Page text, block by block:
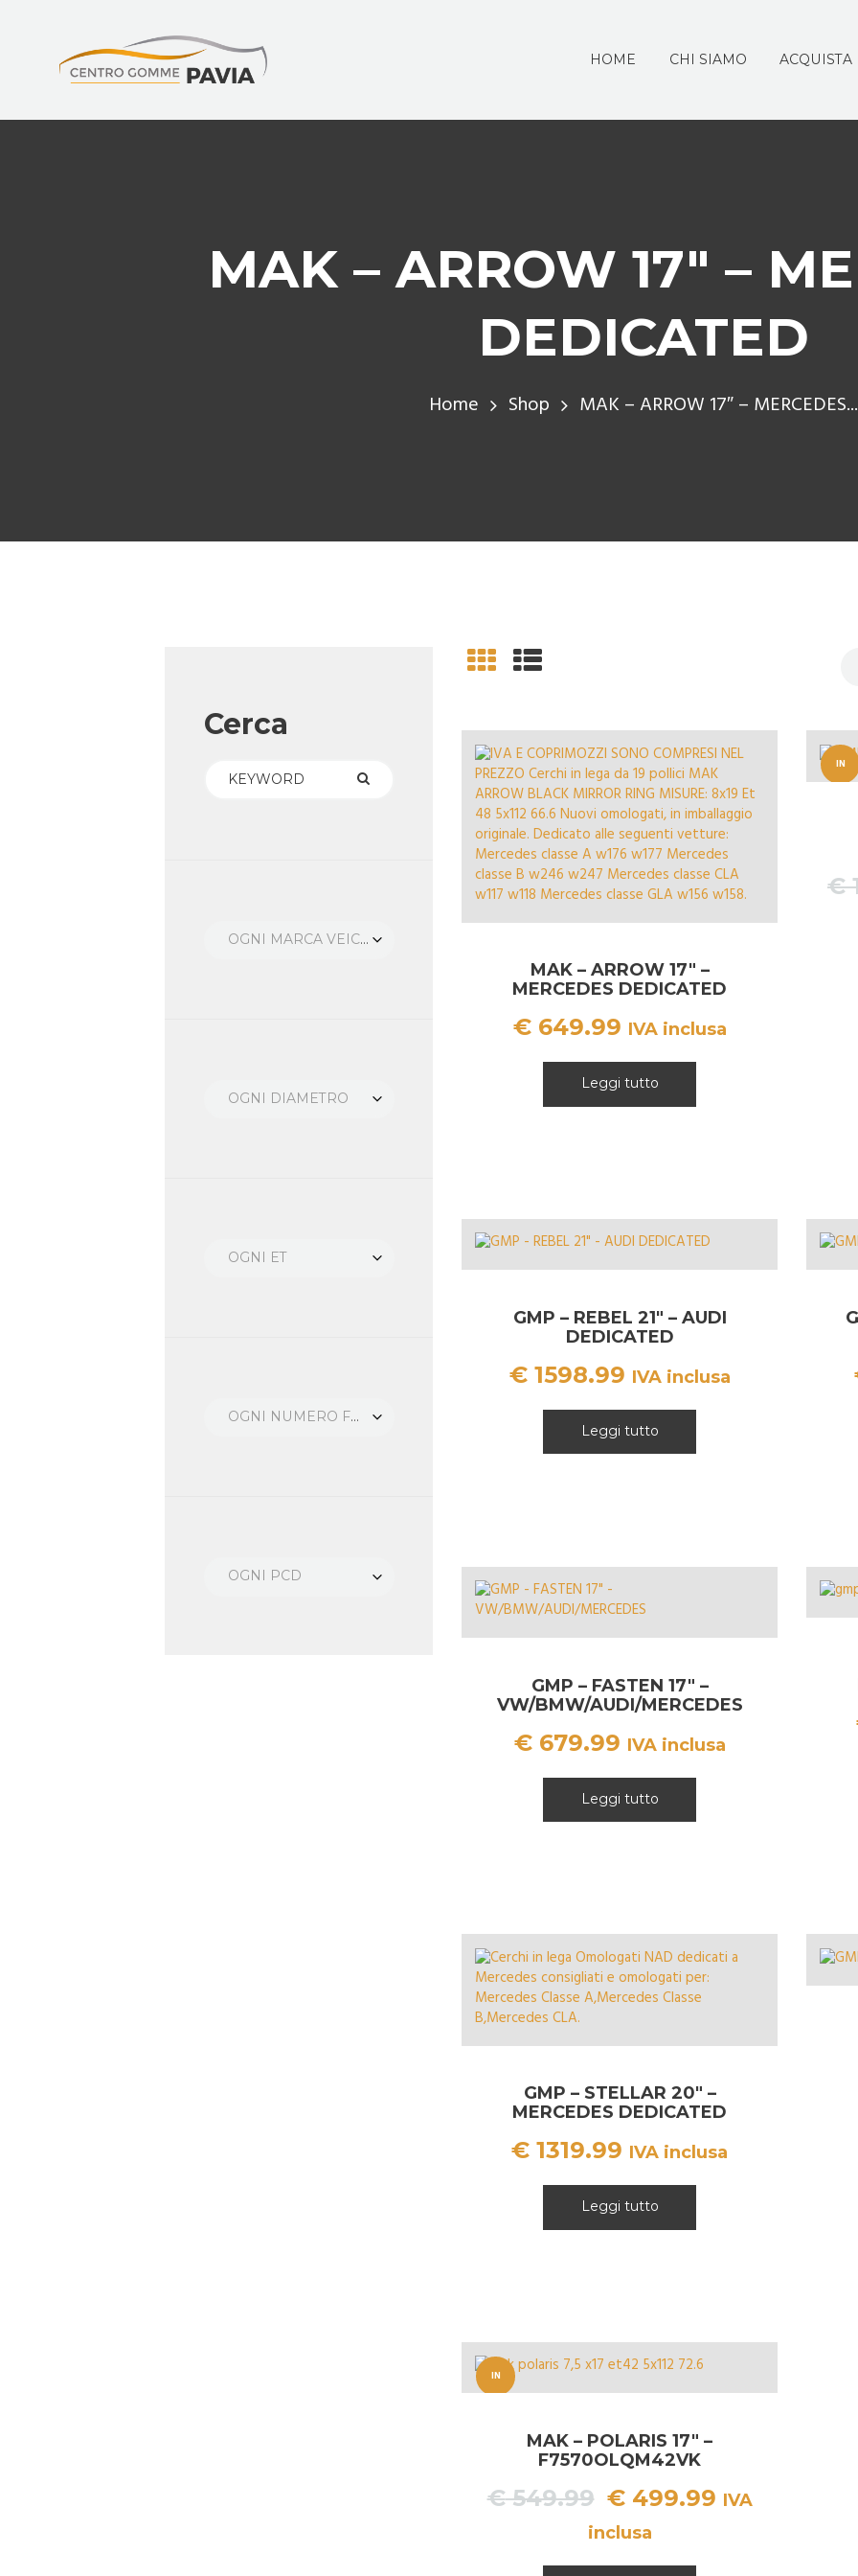
HOME CHI SIAMO ACQUISTA
MAK – ARROW 17″ –
DEDICATED
Home Shop MAK – ARROW 17″ – MERCEDES...
MAK – ARROW 17″ –
MERCEDES DEDICATED
€649.99 IVA inclusa
Leggi tutto
IN
€
GMP – REBEL 21″ – AUDI
DEDICATED
€1598.99 IVA inclusa
Leggi tutto
GMP – FASTEN 17″ –
VW/BMW/AUDI/MERCEDES
€679.99 IVA inclusa
Leggi tutto
GMP – STELLAR 20″ –
MERCEDES DEDICATED
€ 1319.99 IVA inclusa
Leggi tutto
IN
MAK – POLARIS 17″ –
F7570OLQM42VK
€549.99 Il
prezzo
€499.99IlIVA
inclusa
Cerca
OGNI MARCA VEICOLO
OGNI DIAMETRO
OGNI ET
OGNI NUMERO FORI
OGNI PCD